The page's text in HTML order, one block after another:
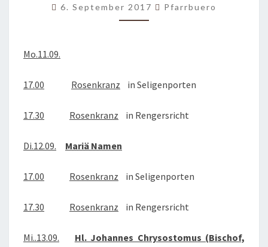
17.
6. September 2017 Pfarrbuero
Mo.11.09.
17.00 Rosenkranz in Seligenporten
17.30 Rosenkranz in Rengersricht
Di.12.09. Mariä Namen
17.00 Rosenkranz in Seligenporten
17.30 Rosenkranz in Rengersricht
Mi..13.09.
Hl. Johannes Chrysostomus (Bischof,